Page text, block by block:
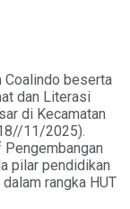
Coalindo beserta
dan Literasi
di Kecamatan
11/2025).
pilar pendidikan
rangka HUT